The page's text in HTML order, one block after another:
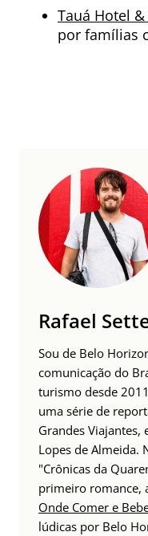
Tauá Hotel
por famílias
Rafael
Sou de Belo
comunicação do
turismo desde
uma série de
Grandes
Lopes de Almeida.
"Crônicas da
primeiro romance,
Onde Comer e
lúdicas por Belo